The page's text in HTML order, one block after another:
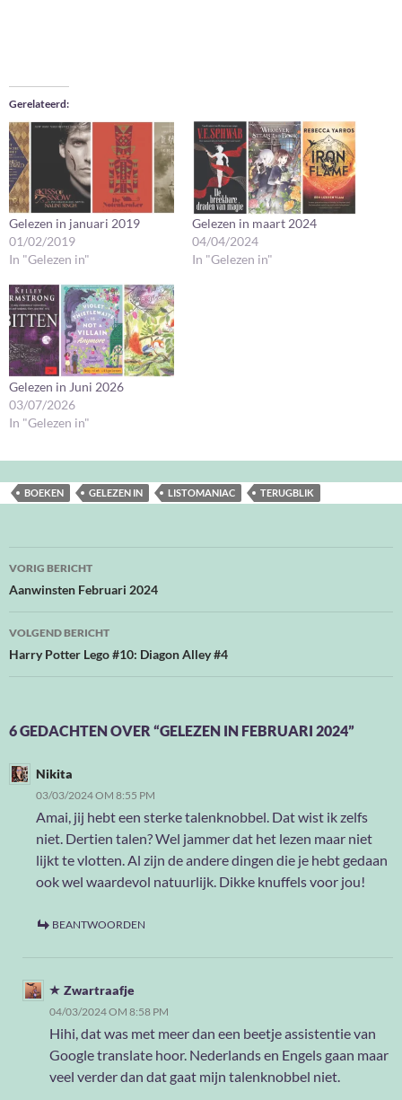
Gerelateerd
Gelezen in januari 2019
01/02/2019
In "Gelezen in"
Gelezen in maart 2024
04/04/2024
In "Gelezen in"
Gelezen in Juni 2026
03/07/2026
In "Gelezen in"
BOEKEN GELEZEN IN LISTOMANIAC TERUGBLIK
Bericht
navigatie
VORIG BERICHT
Aanwinsten Februari 2024
VOLGEND BERICHT
Harry Potter Lego #10: Diagon Alley #4
6 GEDACHTEN OVER “GELEZEN IN FEBRUARI 2024”
Nikita
03/03/2024 OM 8:55 PM
Amai, jij hebt een sterke talenknobbel. Dat wist ik zelfs
niet. Dertien talen? Wel jammer dat het lezen maar niet
lijkt te vlotten. Al zijn de andere dingen die je hebt gedaan
ook wel waardevol natuurlijk. Dikke knuffels voor jou!
BEANTWOORDEN
Zwartraafje
04/03/2024 OM 8:58 PM
Hihi, dat was met meer dan een beetje assistentie van
Google translate hoor. Nederlands en Engels gaan maar
veel verder dan dat gaat mijn talenknobbel niet.